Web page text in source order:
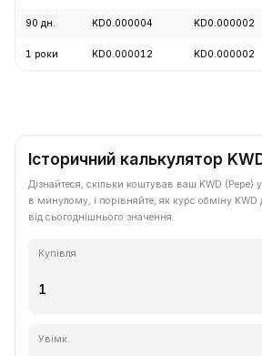
90 дн. KD0.000004 KD0.000002
1 роки KD0.000012 KD0.000002
Історичний калькулятор
Дізнайтеся, скільки коштував ваш KWD (Pepe)
в минулому, і порівняйте, як курс обміну KWD
від сьогоднішнього значення.
Купівля
Увімк.